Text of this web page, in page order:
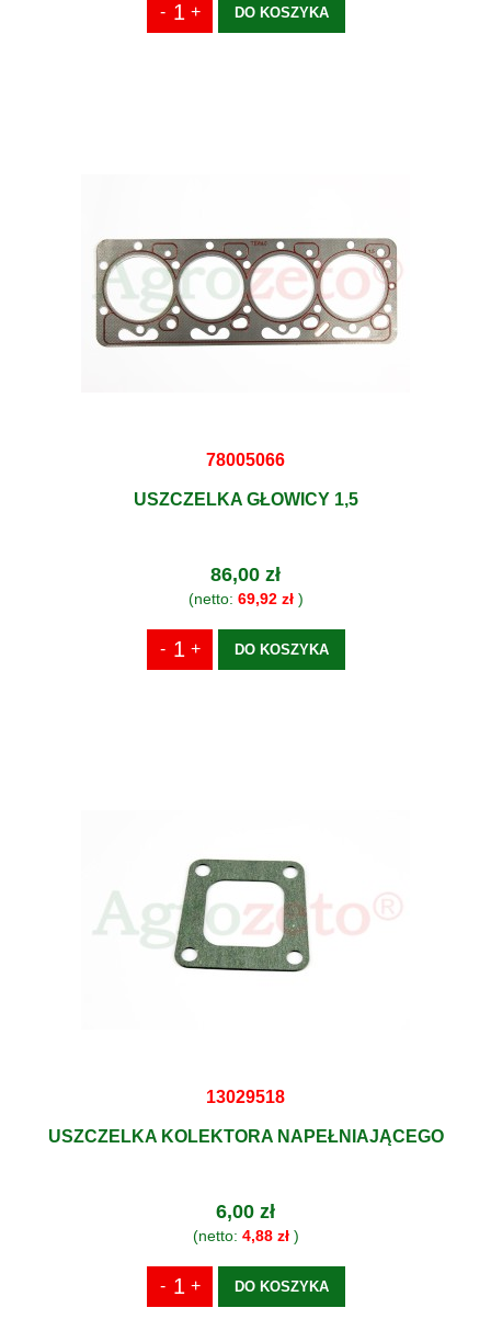
DO KOSZYKA
78005066
USZCZELKA GŁOWICY 1,5
86,00 zł
(netto: 69,92 zł)
DO KOSZYKA
13029518
USZCZELKA KOLEKTORA NAPEŁNIAJĄCEGO
6,00 zł
(netto: 4,88 zł)
DO KOSZYKA